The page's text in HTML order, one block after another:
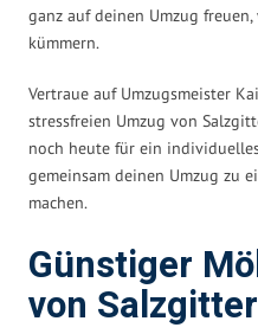
ganz auf deinen Umzug
kümmern.
Vertraue auf Umzugsmeister
stressfreien Umzug von
noch heute für ein
gemeinsam deinen Umzug zu
machen.
Günstiger
von